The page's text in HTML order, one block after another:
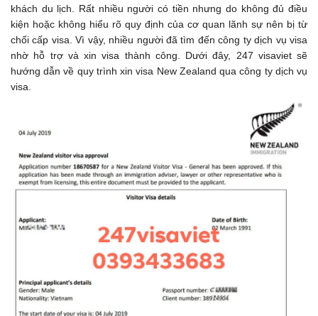
khách du lịch. Rất nhiều người có tiền nhưng do không đủ điều
kiện hoặc không hiểu rõ quy định của cơ quan lãnh sự nên bị từ
chối cấp visa. Vì vậy, nhiều người đã tìm đến công ty dịch vụ visa
nhờ hỗ trợ và xin visa thành công. Dưới đây, 247 visaviet sẽ
hướng dẫn về quy trình xin visa New Zealand qua công ty dịch vụ
visa.